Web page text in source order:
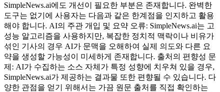
SimpleNews.ai에도 개선이 필요한 부분은 존재합니다. 완벽한
도구는 없기에 사용자는 다음과 같은 한계점을 인지하고 활용
해야 합니다. AI의 주관 개입 및 요약 오류: SimpleNews.ai는 고
성능 알고리즘을 사용하지만, 복잡한 정치적 맥락이나 비유가
섞인 기사의 경우 AI가 문맥을 오해하여 실제 의도와 다른 요
약을 생성할 가능성이 미세하게 존재합니다. 출처의 편향성 문
제: AI가 수집하는 소스 자체가 특정 성향에 치우쳐 있을 경우,
SimpleNews.ai가 제공하는 결과물 또한 편향될 수 있습니다. 다
양한 관점을 얻기 위해서는 가끔 원문 출처를 직접 확인하는